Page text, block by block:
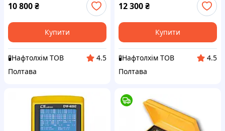
10 800₴
Купити
🧪Нафтолхім ТОВ
4.5
Полтава
12 300₴
Купити
🧪Нафтолхім ТОВ
4.5
Полтава